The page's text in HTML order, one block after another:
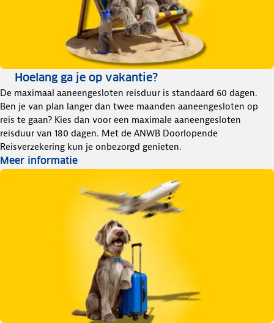
Hoelang ga je op vakantie?
De maximaal aaneengesloten reisduur is standaard 60 dagen.
Ben je van plan langer dan twee maanden aaneengesloten op
reis te gaan? Kies dan voor een maximale aaneengesloten
reisduur van 180 dagen. Met de ANWB Doorlopende
Reisverzekering kun je onbezorgd genieten.
Meer informatie